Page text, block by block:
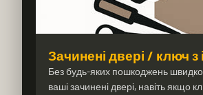
Зачинені двері / ключ з
Без будь-яких пошкоджень швидко
ваші зачинені двері, навіть якщо